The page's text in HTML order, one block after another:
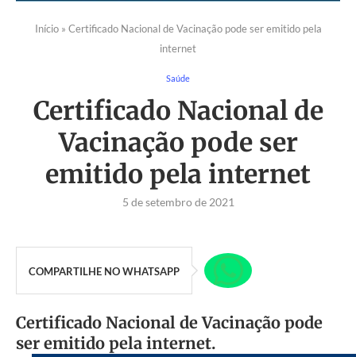
Início» Certificado Nacional de Vacinação pode ser emitido pela
internet
Saúde
Certificado Nacional de
Vacinação pode ser
emitido pela internet
5 de setembro de 2021
COMPARTILHE NO WHATSAPP
Certificado Nacional de Vacinação pode
ser emitido pela internet.